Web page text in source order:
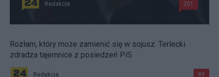
Redakcja 201
Rozłam, który może zamienić się w sojusz. Terlecki
zdradza tajemnice z posiedzeń PiS
Redakcja 89